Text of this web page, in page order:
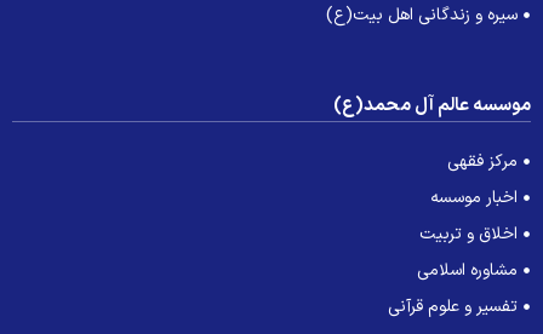
سیره و زندگانی اهل بیت(ع)
عالم آل محمد(ع)
مرکز فقهی
اخبار موسسه
اخلاق و تربیت
مشاوره اسلامی
تفسیر و علوم قرآنی